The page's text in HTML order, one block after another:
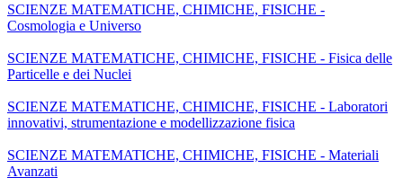
SCIENZE MATEMATICHE, CHIMICHE, FISICHE -
Cosmologia e Universo
SCIENZE MATEMATICHE, CHIMICHE, FISICHE - Fisica delle
Particelle e dei Nuclei
SCIENZE MATEMATICHE, CHIMICHE, FISICHE - Laboratori
innovativi, strumentazione e modellizzazione fisica
SCIENZE MATEMATICHE, CHIMICHE, FISICHE - Materiali
Avanzati